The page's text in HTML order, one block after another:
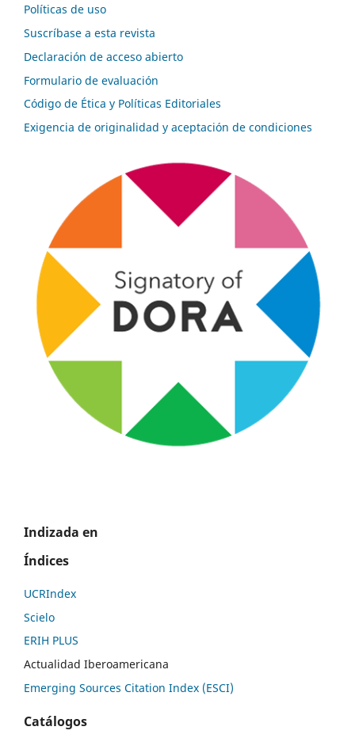
Políticas de uso
Suscríbase a esta revista
Declaración de acceso abierto
Formulario de evaluación
Código de Ética y Políticas Editoriales
Exigencia de originalidad y aceptación de condiciones
Indizada en
Índices
UCRIndex
Scielo
ERIH PLUS
Actualidad Iberoamericana
Emerging Sources Citation Index (ESCI)
Catálogos